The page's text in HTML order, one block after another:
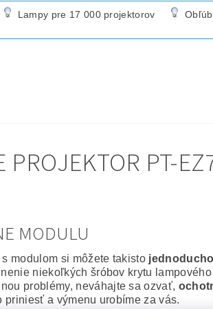
Lampy pre 17 000 projektorov
PROJEKTOR PT-
MODULU
modulom si môžete takisto
niekoľkých šróbov krytu
problémy, neváhajte sa ozvať,
priniesť a výmenu urobíme za vás.